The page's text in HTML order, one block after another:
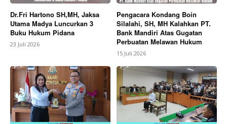
Dr.Fri Hartono SH,MH, Jaksa
Utama Madya Luncurkan 3
Buku Hukum Pidana
23 Juli 2026
Pengacara Kondang Boin
Silalahi, SH, MH Kalahkan PT.
Bank Mandiri Atas Gugatan
Perbuatan Melawan Hukum
15 Juli 2026